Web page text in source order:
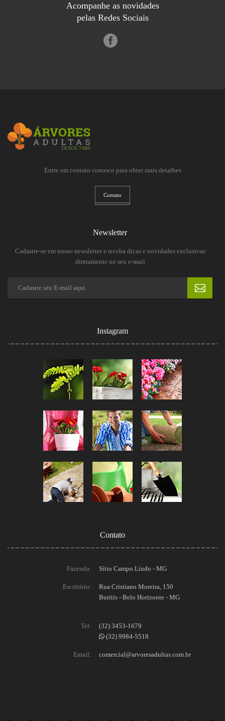
Acompanhe as novidades
pelas Redes Sociais
Entre em contato conosco para obter mais detalhes
Contato
Newsletter
Cadastre-se em nosso newsletter e receba dicas e novidades exclusivas
diretamente no seu e-mail
Instagram
Contato
Fazenda: Sítio Campo Lindo - MG
Escritório:
Rua Cristiano Moreira, 150
Buritis - Belo Horizonte - MG
Tel:
(32) 3453-1679
(32) 9984-5518
Email: comercial@arvoresadultas.com.br